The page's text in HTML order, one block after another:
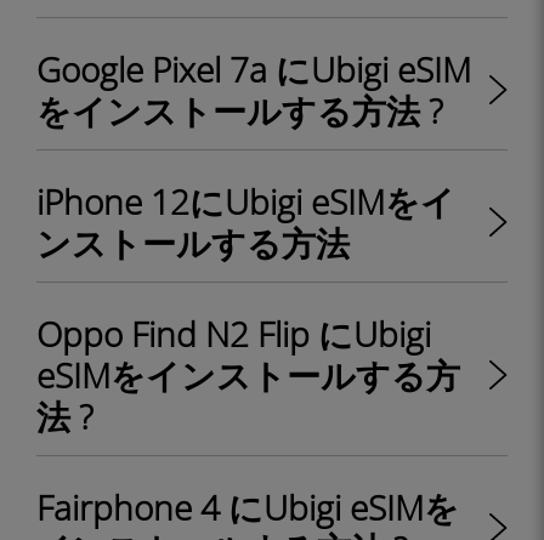
Google Pixel 7a にUbigi eSIM
をインストールする方法 ?
iPhone 12にUbigi eSIMをイ
ンストールする方法
Oppo Find N2 Flip にUbigi
eSIMをインストールする方
法 ?
Fairphone 4 にUbigi eSIMを